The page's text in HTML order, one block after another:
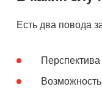
Есть два повода